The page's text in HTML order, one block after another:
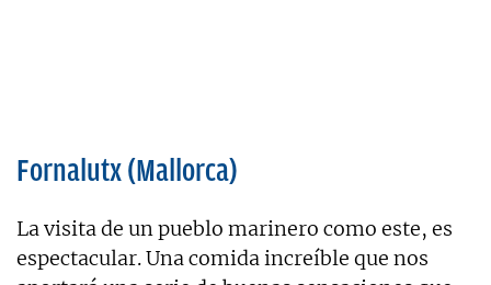
Fornalutx (Mallorca)
La visita de un pueblo marinero como este, es
espectacular. Una comida increíble que nos